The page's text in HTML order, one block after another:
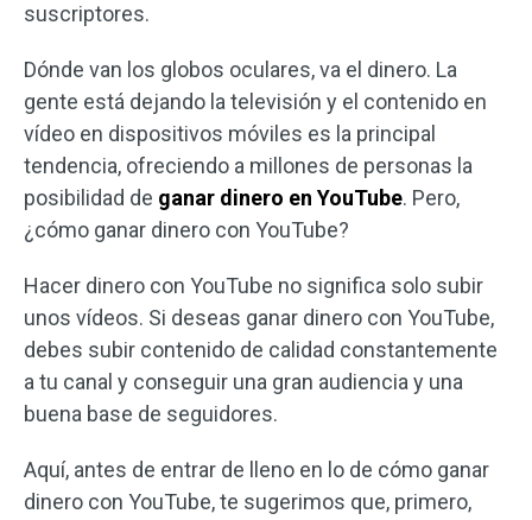
suscriptores.
Dónde van los globos oculares, va el dinero. La
gente está dejando la televisión y el contenido en
vídeo en dispositivos móviles es la principal
tendencia, ofreciendo a millones de personas la
posibilidad de ganar dinero en YouTube. Pero,
¿cómo ganar dinero con YouTube?
Hacer dinero con YouTube no significa solo subir
unos vídeos. Si deseas ganar dinero con YouTube,
debes subir contenido de calidad constantemente
a tu canal y conseguir una gran audiencia y una
buena base de seguidores.
Aquí, antes de entrar de lleno en lo de cómo ganar
dinero con YouTube, te sugerimos que, primero,